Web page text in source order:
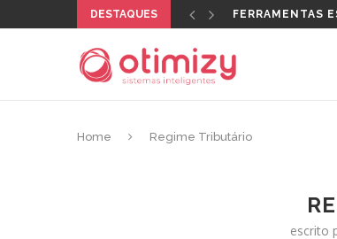
DESTAQUES FERRAMENTAS
Home Regime Tributário
escrito